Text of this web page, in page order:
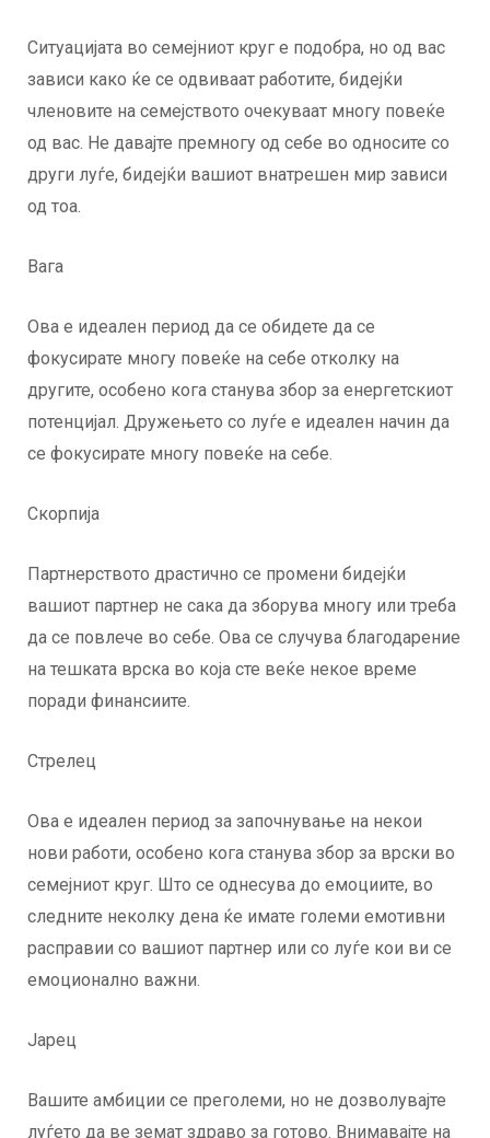
Ситуацијата во семејниот круг е подобра, но од вас
зависи како ќе се одвиваат работите, бидејќи
членовите на семејството очекуваат многу повеќе
од вас. Не давајте премногу од себе во односите со
други луѓе, бидејќи вашиот внатрешен мир зависи
од тоа.
Вага
Ова е идеален период да се обидете да се
фокусирате многу повеќе на себе отколку на
другите, особено кога станува збор за енергетскиот
потенцијал. Дружењето со луѓе е идеален начин да
се фокусирате многу повеќе на себе.
Скорпија
Партнерството драстично се промени бидејќи
вашиот партнер не сака да зборува многу или треба
да се повлече во себе. Ова се случува благодарение
на тешката врска во која сте веќе некое време
поради финансиите.
Стрелец
Ова е идеален период за започнување на некои
нови работи, особено кога станува збор за врски во
семејниот круг. Што се однесува до емоциите, во
следните неколку дена ќе имате големи емотивни
расправии со вашиот партнер или со луѓе кои ви се
емоционално важни.
Јарец
Вашите амбиции се преголеми, но не дозволувајте
луѓето да ве земат здраво за готово. Внимавајте на